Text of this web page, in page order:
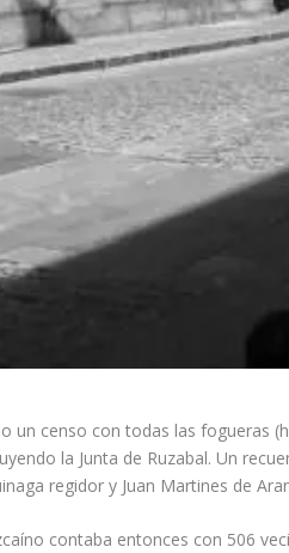
un censo con todas las fogueras
la Junta de Ruzabal. Un
regidor y Juan Martines de
contaba entonces con 506